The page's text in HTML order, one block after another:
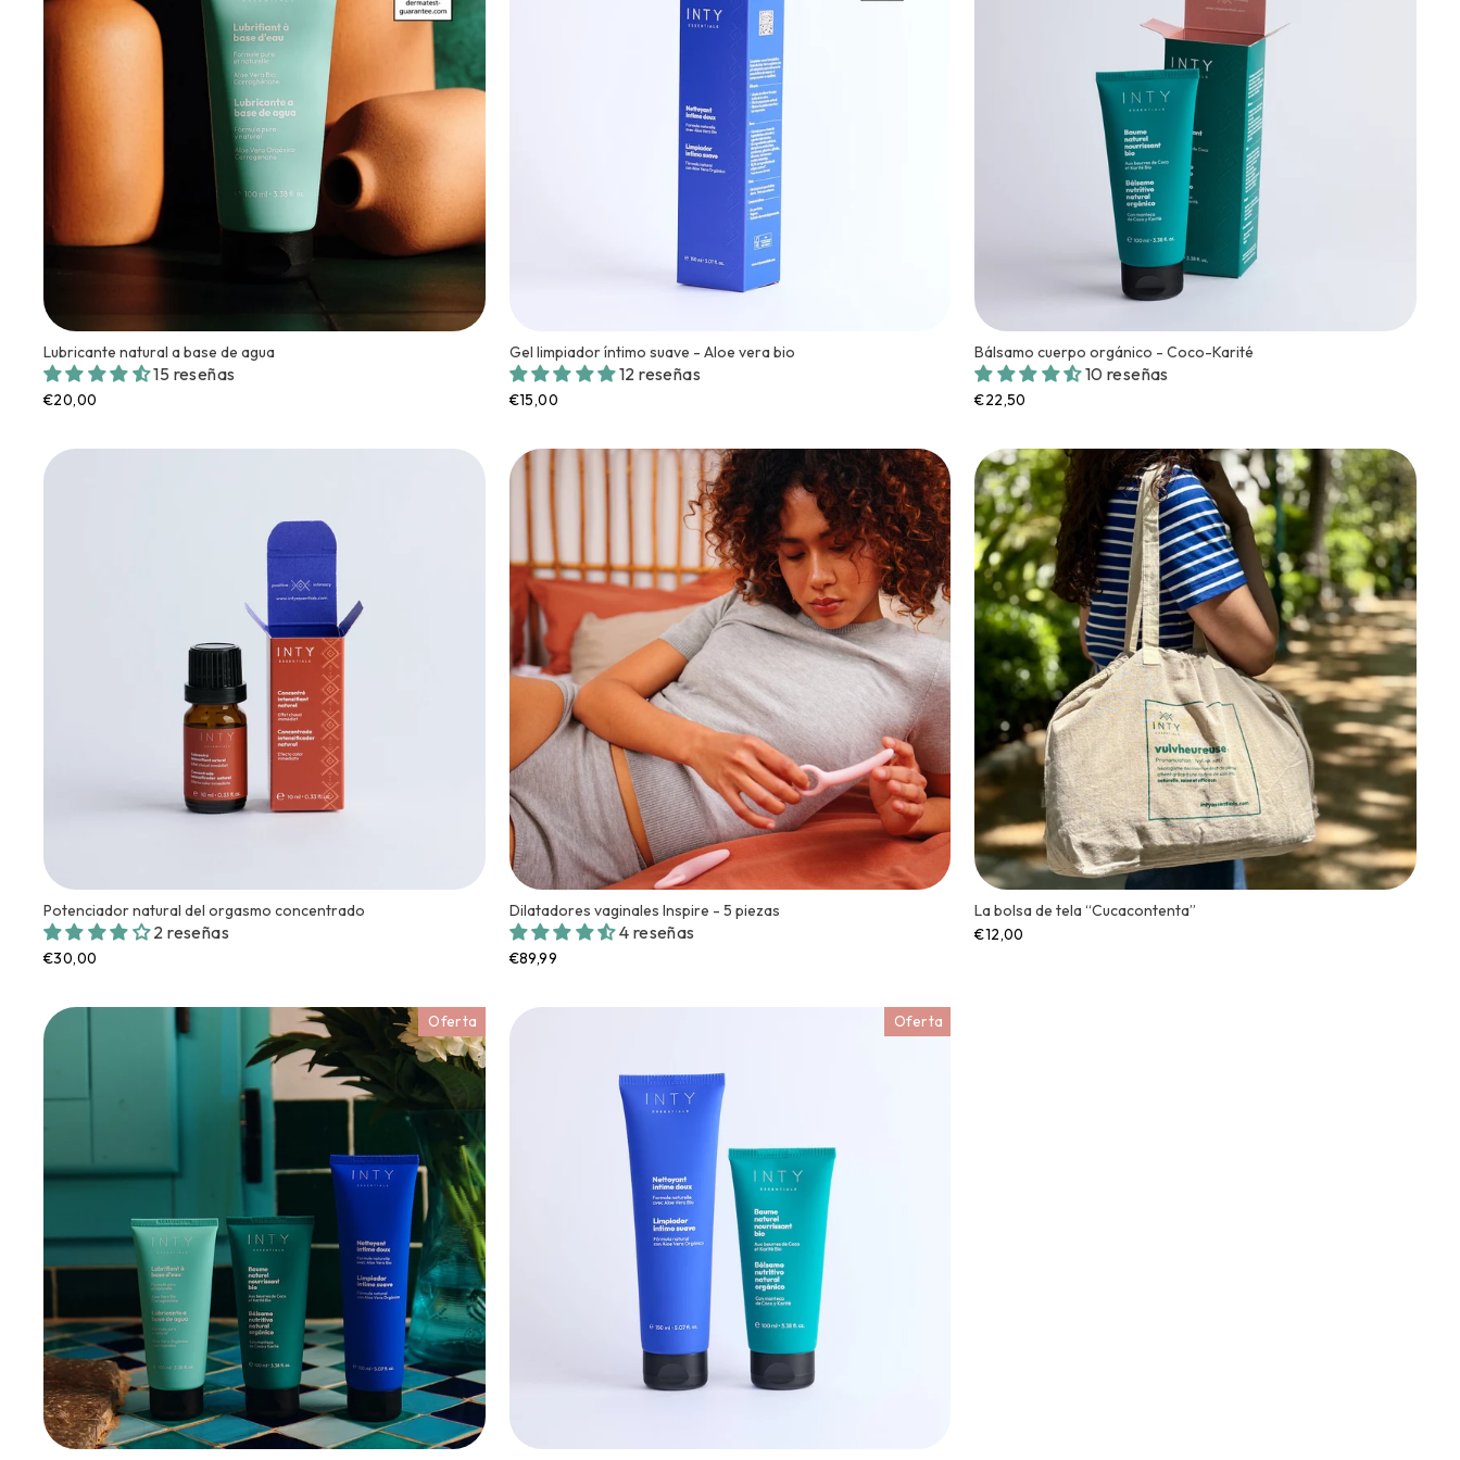
Lubricante natural a base de agua
15 reseñas
€20,00
Gel limpiador íntimo suave - Aloe vera bio
12 reseñas
€15,00
Bálsamo cuerpo orgánico - Coco-Karité
10 reseñas
€22,50
Potenciador natural del orgasmo concentrado
2 reseñas
€30,00
Dilatadores vaginales Inspire - 5 piezas
4 reseñas
€89,99
La bolsa de tela “Cucacontenta”
€12,00
Oferta Oferta